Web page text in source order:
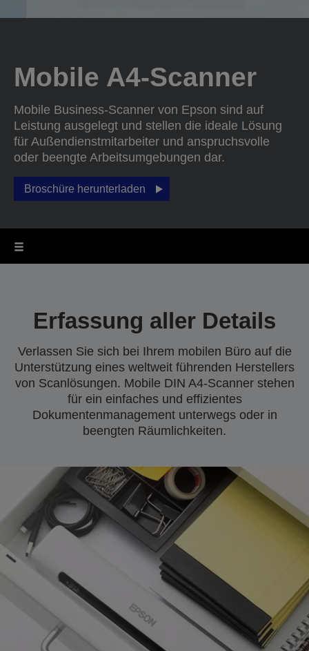
Mobile A4-Scanner
Mobile Business-Scanner von Epson sind auf
Leistung ausgelegt und stellen die ideale Lösung
für Außendienstmitarbeiter und anspruchsvolle
oder beengte Arbeitsumgebungen dar.
Broschüre herunterladen
Erfassung aller Details
Verlassen Sie sich bei Ihrem mobilen Büro auf die
Unterstützung eines weltweit führenden Herstellers
von Scanlösungen. Mobile DIN A4-Scanner stehen
für ein einfaches und effizientes
Dokumentenmanagement unterwegs oder in
beengten Räumlichkeiten.